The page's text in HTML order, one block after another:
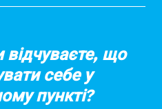
відчуваєте, що
себе у
пункті?